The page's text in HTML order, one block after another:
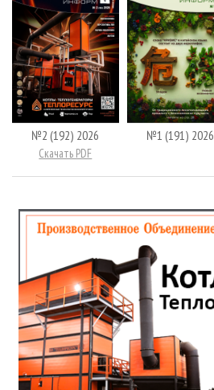
№2 (192) 2026
Скачать PDF
№1 (191) 2026